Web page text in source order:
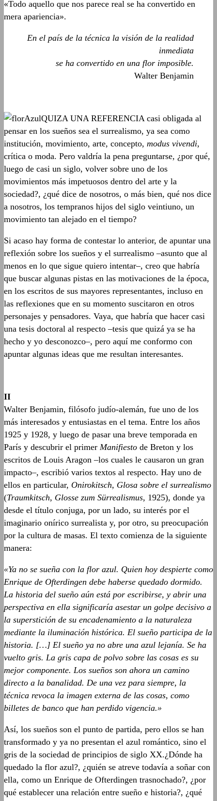
«Todo aquello que nos parece real se ha convertido en
mera apariencia».
En el país de la técnica la visión de la realidad
inmediata
se ha convertido en una flor imposible.
Walter Benjamin
QUIZA UNA REFERENCIA casi obligada al
pensar en los sueños sea el surrealismo, ya sea como
institución, movimiento, arte, concepto, modus vivendi,
crítica o moda. Pero valdría la pena preguntarse, ¿por qué,
luego de casi un siglo, volver sobre uno de los
movimientos más impetuosos dentro del arte y la
sociedad?, ¿qué dice de nosotros, o más bien, qué nos dice
a nosotros, los tempranos hijos del siglo veintiuno, un
movimiento tan alejado en el tiempo?
Si acaso hay forma de contestar lo anterior, de apuntar una
reflexión sobre los sueños y el surrealismo –asunto que al
menos en lo que sigue quiero intentar–, creo que habría
que buscar algunas pistas en las motivaciones de la época,
en los escritos de sus mayores representantes, incluso en
las reflexiones que en su momento suscitaron en otros
personajes y pensadores. Vaya, que habría que hacer casi
una tesis doctoral al respecto –tesis que quizá ya se ha
hecho y yo desconozco–, pero aquí me conformo con
apuntar algunas ideas que me resultan interesantes.
II
Walter Benjamin, filósofo judío-alemán, fue uno de los
más interesados y entusiastas en el tema. Entre los años
1925 y 1928, y luego de pasar una breve temporada en
París y descubrir el primer Manifiesto de Breton y los
escritos de Louis Aragon –los cuales le causaron un gran
impacto–, escribió varios textos al respecto. Hay uno de
ellos en particular, Onirokitsch, Glosa sobre el surrealismo
(Traumkitsch, Glosse zum Sürrealismus, 1925), donde ya
desde el título conjuga, por un lado, su interés por el
imaginario onírico surrealista y, por otro, su preocupación
por la cultura de masas. El texto comienza de la siguiente
manera:
«Ya no se sueña con la flor azul. Quien hoy despierte como
Enrique de Ofterdingen debe haberse quedado dormido.
La historia del sueño aún está por escribirse, y abrir una
perspectiva en ella significaría asestar un golpe decisivo a
la superstición de su encadenamiento a la naturaleza
mediante la iluminación histórica. El sueño participa de la
historia. […] El sueño ya no abre una azul lejanía. Se ha
vuelto gris. La gris capa de polvo sobre las cosas es su
mejor componente. Los sueños son ahora un camino
directo a la banalidad. De una vez para siempre, la
técnica revoca la imagen externa de las cosas, como
billetes de banco que han perdido vigencia.»
Así, los sueños son el punto de partida, pero ellos se han
transformado y ya no presentan el azul romántico, sino el
gris de la sociedad de principios de siglo XX.¿Dónde ha
quedado la flor azul?, ¿quién se atreve todavía a soñar con
ella, como un Enrique de Ofterdingen trasnochado?, ¿por
qué establecer una relación entre sueño e historia?, ¿qué